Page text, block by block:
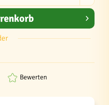
Bewerten